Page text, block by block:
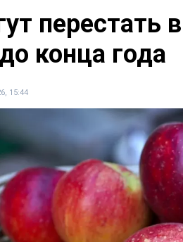
перестать
конца года
15:44